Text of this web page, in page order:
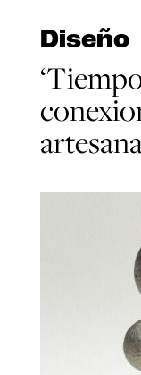
Diseño